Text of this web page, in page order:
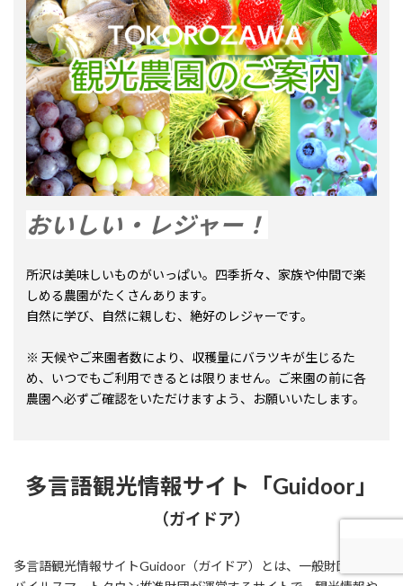
おいしい・レジャー！
所沢は美味しいものがいっぱい。四季折々、家族や仲間で楽
しめる農園がたくさんあります。
自然に学び、自然に親しむ、絶好のレジャーです。
※ 天候やご来園者数により、収穫量にバラツキが生じるた
め、いつでもご利用できるとは限りません。ご来園の前に各
農園へ必ずご確認をいただけますよう、お願いいたします。
多言語観光情報サイト「Guidoor」
（ガイドア）
多言語観光情報サイトGuidoor（ガイドア）とは、一般財団法人モ